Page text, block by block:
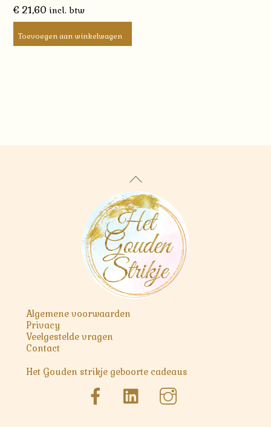
€ 21,60 incl. btw
Toevoegen aan winkelwagen
Back
To
Top
Algemene voorwaarden
Privacy
Veelgestelde vragen
Contact
Het Gouden strikje geboorte cadeaus